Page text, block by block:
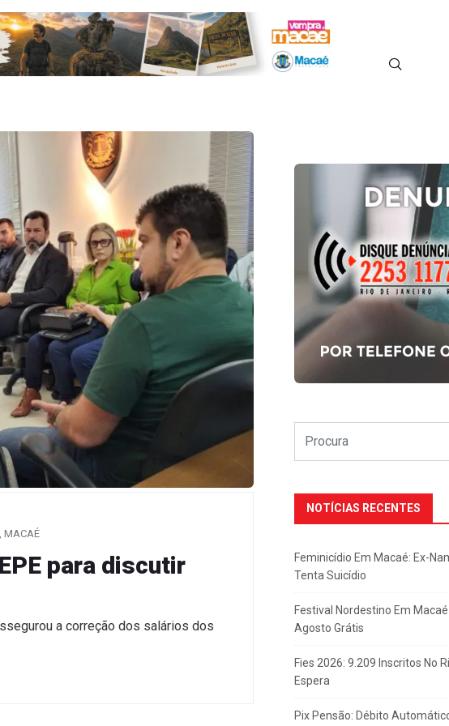
MACAÉ
para discutir
a correção dos salários dos
NOTÍCIAS RECENTES
Feminicídio Em Macaé: Ex-
Tenta Suicídio
Festival Nordestino Em
Agosto Grátis
Fies 2026: 9.209 Inscritos No
Espera
Pix Pensão: Débito